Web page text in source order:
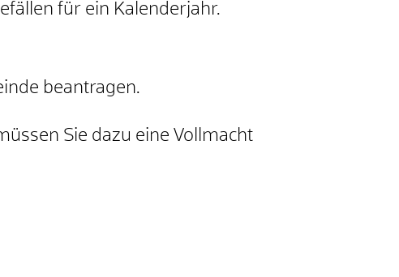
für ein Kalenderjahr.
beantragen.
Sie dazu eine Vollmacht